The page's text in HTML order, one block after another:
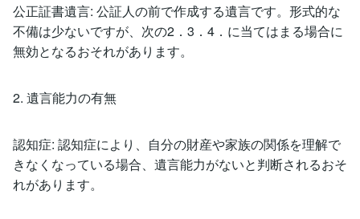
公正証書遺言: 公証人の前で作成する遺言です。形式的な
不備は少ないですが、次の2．3．4．に当てはまる場合に
無効となるおそれがあります。
2. 遺言能力の有無
認知症: 認知症により、自分の財産や家族の関係を理解で
きなくなっている場合、遺言能力がないと判断されるおそ
れがあります。